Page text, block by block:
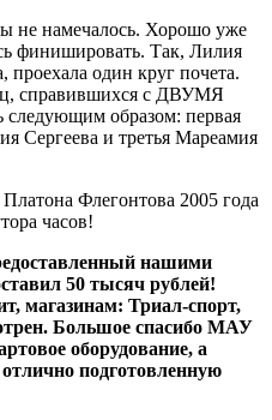
не намечалось. Хорошо уже
финишировать. Так, Лилия
проехала один круг почета.
справившихся с ДВУМЯ
следующим образом: первая
Сергеева и третья Мареамия
Флегонтова 2005 года
часов!
нашими
50 тысяч рублей!
магазинам: Триал-спорт,
Большое спасибо МАУ
оборудование, а
подготовленную